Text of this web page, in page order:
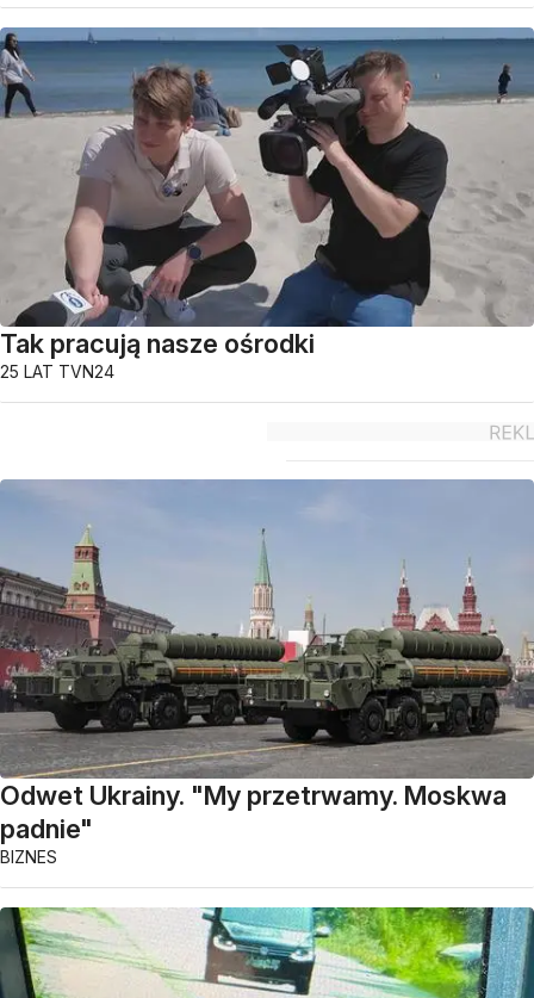
Tak pracują nasze ośrodki
25 LAT TVN24
Odwet Ukrainy. "My przetrwamy. Moskwa
padnie"
BIZNES